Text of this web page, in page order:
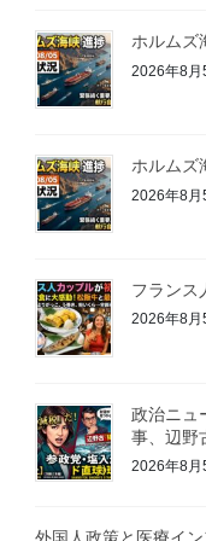
ホルムズ
2026年8月
ホルムズ
2026年8月
フランス
2026年8月
政治ニュ
事、辺野
2026年8月